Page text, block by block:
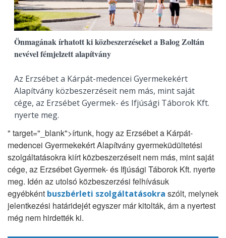
Önmagának írhatott ki közbeszerzéseket a Balog Zoltán
nevével fémjelzett alapítvány
Az Erzsébet a Kárpát-medencei Gyermekekért
Alapítvány közbeszerzéseit nem más, mint saját
cége, az Erzsébet Gyermek- és Ifjúsági Táborok Kft.
nyerte meg.
" target="_blank">írtunk, hogy az Erzsébet a Kárpát-
medencei Gyermekekért Alapítvány gyermeküdültetési
szolgáltatásokra kiírt közbeszerzéseit nem más, mint saját
cége, az Erzsébet Gyermek- és Ifjúsági Táborok Kft. nyerte
meg. Idén az utolsó közbeszerzési felhívásuk
egyébként buszbérleti szolgáltatásokra szólt, melynek
jelentkezési határidejét egyszer már kitolták, ám a nyertest
még nem hirdették ki.